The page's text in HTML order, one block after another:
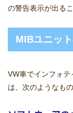
の警告表示が出る
MIBユニッ
VW車でインフォ
は、次のようなも